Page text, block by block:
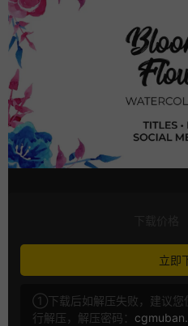
立即
①下载后如解压失败，建议您
行解压，解压密码：